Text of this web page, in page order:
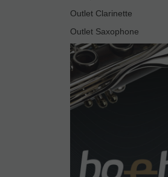
Outlet Clarinette
Outlet Saxophone